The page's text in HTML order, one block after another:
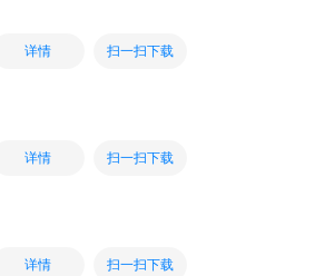
详情 扫一扫下载
详情 扫一扫下载
详情 扫一扫下载